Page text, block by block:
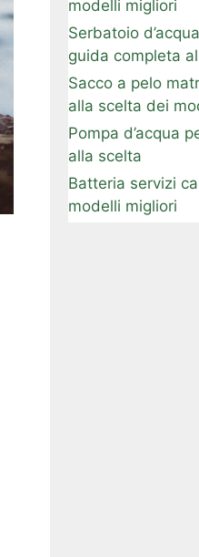
modelli migliori
Serbatoio
guida completa
Sacco a pelo
alla scelta dei
Pompa d’acqua
alla scelta
Batteria servizi
modelli migliori